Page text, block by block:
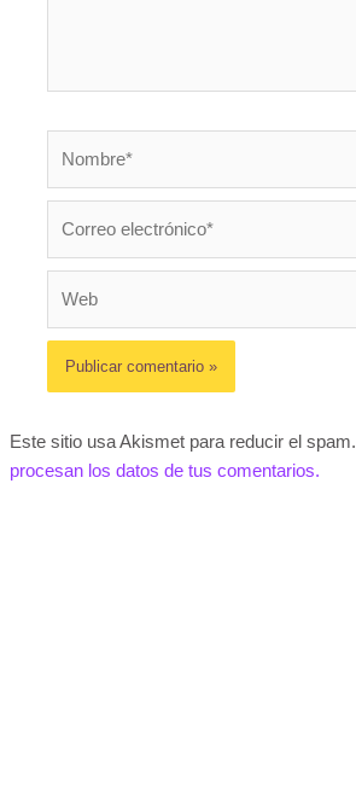
Este sitio usa Akismet para reducir el spam.
procesan los datos de tus comentarios.